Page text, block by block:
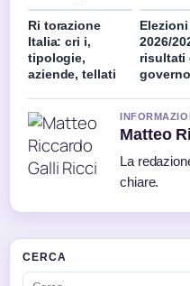
Ri torazione
Italia: cri i,
tipologie,
aziende, tellati
2026/
risultati
governo
Matteo
La
chiare.
CERCA